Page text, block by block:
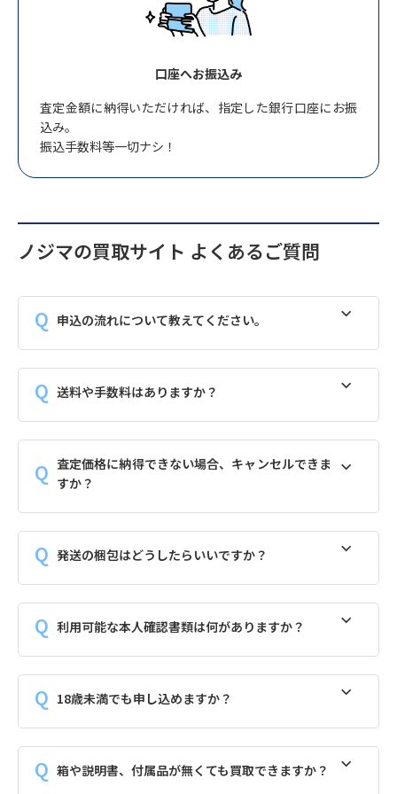
口座へお振込み
査定金額に納得いただければ、指定した銀行口座にお振
込み。
振込手数料等一切ナシ！
ノジマの買取サイト よくあるご質問
申込の流れについて教えてください。
送料や手数料はありますか？
査定価格に納得できない場合、キャンセルできま
すか？
発送の梱包はどうしたらいいですか？
利用可能な本人確認書類は何がありますか？
18歳未満でも申し込めますか？
箱や説明書、付属品が無くても買取できますか？